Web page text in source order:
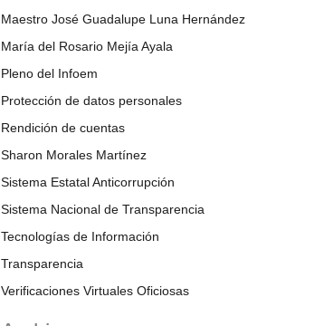
Maestro José Guadalupe Luna Hernández
María del Rosario Mejía Ayala
Pleno del Infoem
Protección de datos personales
Rendición de cuentas
Sharon Morales Martínez
Sistema Estatal Anticorrupción
Sistema Nacional de Transparencia
Tecnologías de Información
Transparencia
Verificaciones Virtuales Oficiosas